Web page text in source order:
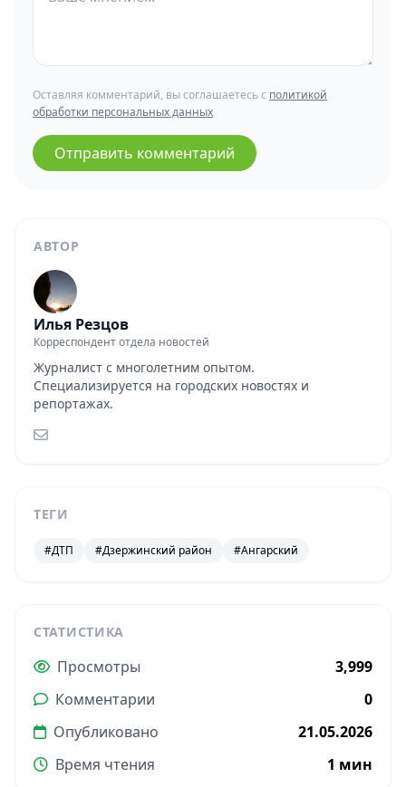
АВТОР
Илья Резцов
Корреспондент отдела новостей
Журналист с многолетним опытом.
Специализируется на городских новостях и
репортажах.
ТЕГИ
#ДТП #Дзержинский район #Ангарский
СТАТИСТИКА
Просмотры
3,999
Комментарии
0
Опубликовано
21.05.2026
Время чтения
1 мин
Оставляя комментарий, вы соглашаетесь с политикой
обработки персональных данных
Отправить комментарий